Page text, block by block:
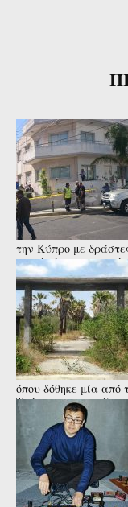
την Κύπρο με
γονείς ή οι
ή μικρά ...
όπου δόθηκε μία από
Τούρκοι
κεφάλια ...